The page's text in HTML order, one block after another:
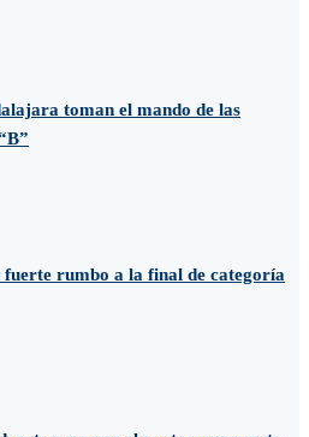
toman el mando de las
fuerte rumbo a la final de categoría